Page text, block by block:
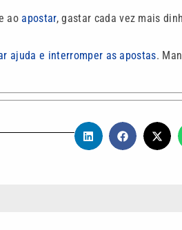
ao apostar, gastar cada vez mais
ajuda e interromper as apostas.